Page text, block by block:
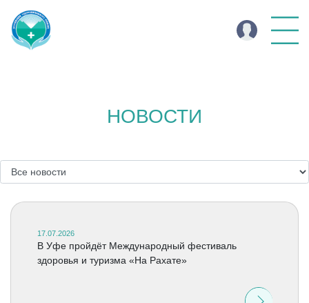
НОВОСТИ
17.07.2026
В Уфе пройдёт Международный фестиваль
здоровья и туризма «На Рахате»